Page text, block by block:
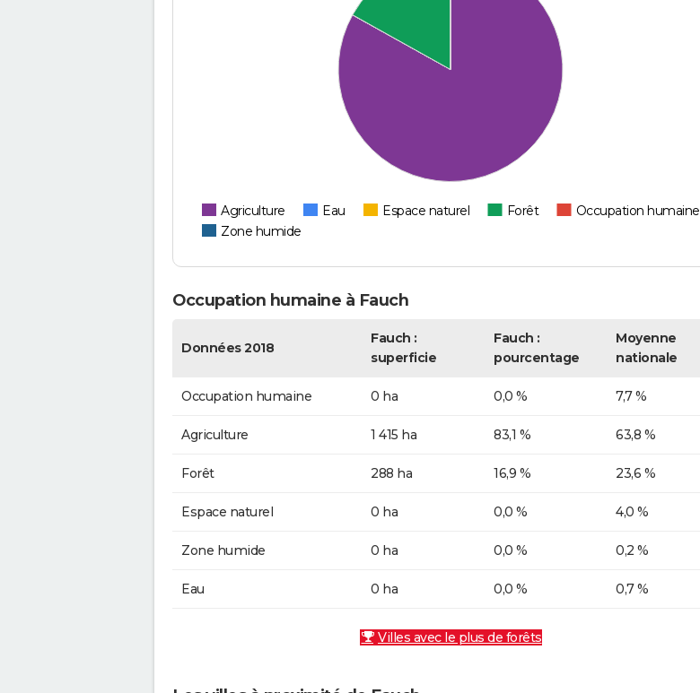
Agriculture Eau Espace naturel Forêt
Occupation humaine
Zone humide
Occupation humaine à Fauch
Données 2018
Fauch :
superficie
Fauch :
pourcentage
Moyenne
nationale
Occupation humaine 0 ha 0,0 % 7,7 %
Agriculture 1 415 ha 83,1 % 63,8 %
Forêt 288 ha 16,9 % 23,6 %
Espace naturel 0 ha 0,0 % 4,0 %
Zone humide 0 ha 0,0 % 0,2 %
Eau 0 ha 0,0 % 0,7 %
Villes avec le plus de forêts